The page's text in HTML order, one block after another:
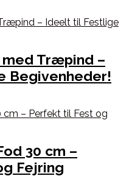
Træpind –
Begivenheder!
30 cm –
Fejring